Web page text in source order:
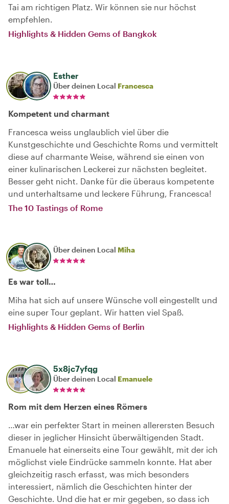
Tai am richtigen Platz. Wir können sie nur höchst
empfehlen.
Highlights & Hidden Gems of Bangkok
Esther
Über deinen Local Francesca
Kompetent und charmant
Francesca weiss unglaublich viel über die
Kunstgeschichte und Geschichte Roms und vermittelt
diese auf charmante Weise, während sie einen von
einer kulinarischen Leckerei zur nächsten begleitet.
Besser geht nicht. Danke für die überaus kompetente
und unterhaltsame und leckere Führung, Francesca!
The 10 Tastings of Rome
Über deinen Local Miha
Es war toll…
Miha hat sich auf unsere Wünsche voll eingestellt und
eine super Tour geplant. Wir hatten viel Spaß.
Highlights & Hidden Gems of Berlin
5x8jc7yfqg
Über deinen Local Emanuele
Rom mit dem Herzen eines Römers
…war ein perfekter Start in meinen allerersten Besuch
dieser in jeglicher Hinsicht überwältigenden Stadt.
Emanuele hat einerseits eine Tour gewählt, mit der ich
möglichst viele Eindrücke sammeln konnte. Hat aber
gleichzeitig rasch erfasst, was mich besonders
interessiert, nämlich die Geschichten hinter der
Geschichte. Und die hat er mir gegeben, so dass ich